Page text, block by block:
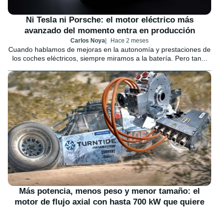
Ni Tesla ni Porsche: el motor eléctrico más
avanzado del momento entra en producción
Carlos Noya Hace 2 meses
Cuando hablamos de mejoras en la autonomía y prestaciones de
los coches eléctricos, siempre miramos a la batería. Pero tan...
Más potencia, menos peso y menor tamaño: el
motor de flujo axial con hasta 700 kW que quiere